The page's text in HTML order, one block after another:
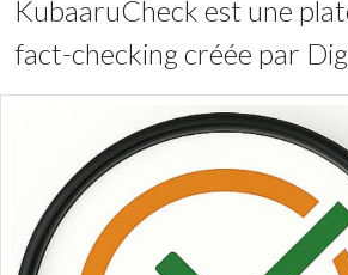
KubaaruCheck est une
fact-checking créée par